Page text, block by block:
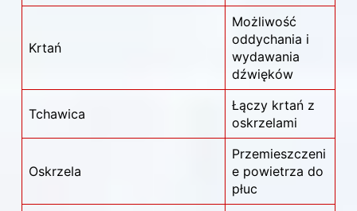
Krtań
Możliwość
oddychania i
wydawania
dźwięków
Tchawica
Łączy krtań z
oskrzelami
Oskrzela
Przemieszczeni
e powietrza do
płuc